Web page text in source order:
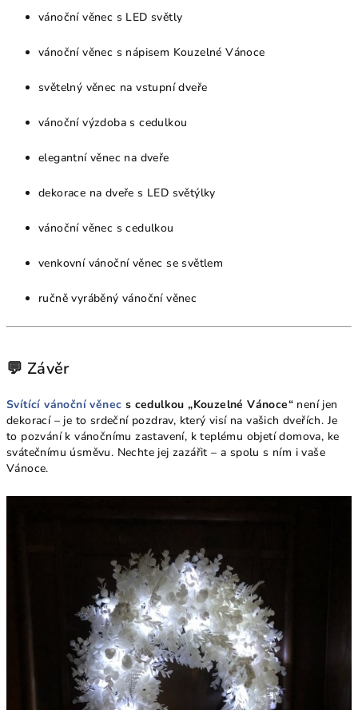
vánoční věnec s LED světly
vánoční věnec s nápisem Kouzelné Vánoce
světelný věnec na vstupní dveře
vánoční výzdoba s cedulkou
elegantní věnec na dveře
dekorace na dveře s LED světýlky
vánoční věnec s cedulkou
venkovní vánoční věnec se světlem
ručně vyráběný vánoční věnec
💬 Závěr
Svítící vánoční věnec s cedulkou „Kouzelné Vánoce“ není jen
dekorací – je to srdeční pozdrav, který visí na vašich dveřích. Je
to pozvání k vánočnímu zastavení, k teplému objetí domova, ke
svátečnímu úsměvu. Nechte jej zazářit – a spolu s ním i vaše
Vánoce.